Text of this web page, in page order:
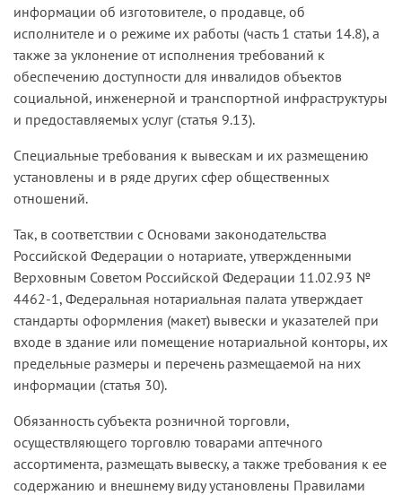
информации об изготовителе, о продавце, об
исполнителе и о режиме их работы (часть 1 статьи 14.8), а
также за уклонение от исполнения требований к
обеспечению доступности для инвалидов объектов
социальной, инженерной и транспортной инфраструктуры
и предоставляемых услуг (статья 9.13).
Специальные требования к вывескам и их размещению
установлены и в ряде других сфер общественных
отношений.
Так, в соответствии с Основами законодательства
Российской Федерации о нотариате, утвержденными
Верховным Советом Российской Федерации 11.02.93 №
4462-1, Федеральная нотариальная палата утверждает
стандарты оформления (макет) вывески и указателей при
входе в здание или помещение нотариальной конторы, их
предельные размеры и перечень размещаемой на них
информации (статья 30).
Обязанность субъекта розничной торговли,
осуществляющего торговлю товарами аптечного
ассортимента, размещать вывеску, а также требования к ее
содержанию и внешнему виду установлены Правилами